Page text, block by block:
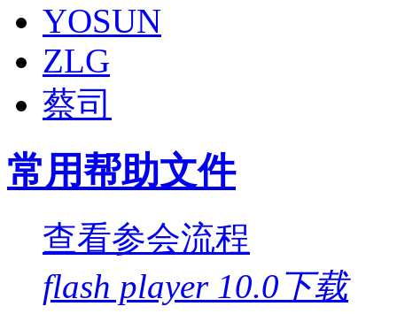
YOSUN
ZLG
蔡司
常用帮助文件
查看参会流程
flash player 10.0下载